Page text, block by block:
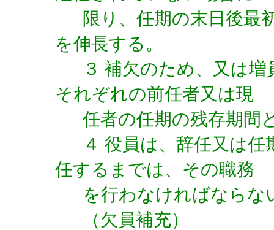
限り、任期の末日後最
を伸長する。
３ 補欠のため、又は
それぞれの前任者又は現
任者の任期の残存期間
４ 役員は、辞任又は
任するまでは、その職務
を行わなければならな
（欠員補充）